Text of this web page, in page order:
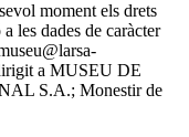
moment els drets
les dades de caràcter
a MUSEU DE
S.A.; Monestir de